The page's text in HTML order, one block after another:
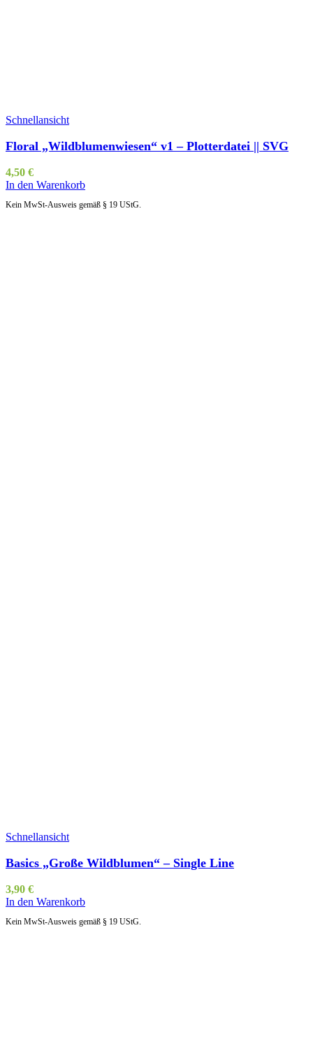
Schnellansicht
Floral „Wildblumenwiesen“ v1 – Plotterdatei || SVG
4,50 €
In den Warenkorb
Kein MwSt-Ausweis gemäß § 19 UStG.
Schnellansicht
Basics „Große Wildblumen“ – Single Line
3,90 €
In den Warenkorb
Kein MwSt-Ausweis gemäß § 19 UStG.